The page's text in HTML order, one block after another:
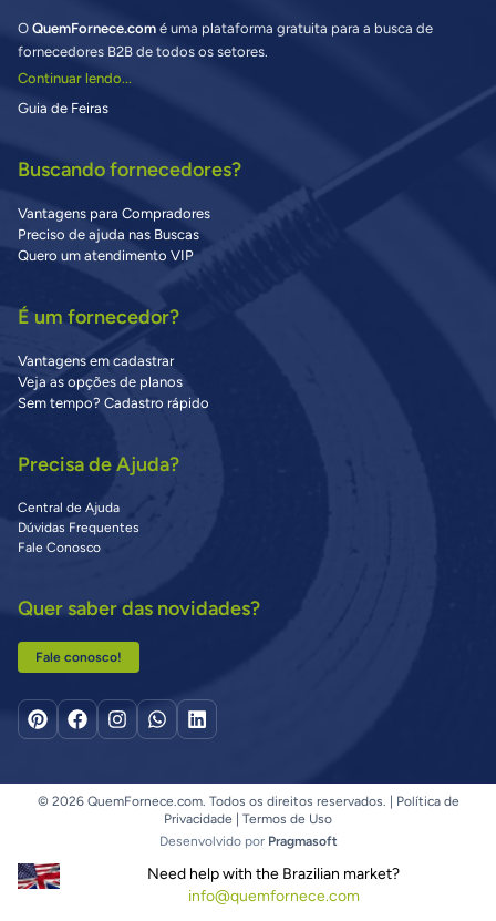
O QuemFornece.com é uma plataforma gratuita para a busca de
fornecedores B2B de todos os setores.
Continuar lendo...
Guia de Feiras
Buscando fornecedores?
Vantagens para Compradores
Preciso de ajuda nas Buscas
Quero um atendimento VIP
É um fornecedor?
Vantagens em cadastrar
Veja as opções de planos
Sem tempo? Cadastro rápido
Precisa de Ajuda?
Central de Ajuda
Dúvidas Frequentes
Fale Conosco
Quer saber das novidades?
Fale conosco!
© 2026 QuemFornece.com. Todos os direitos reservados. |
Política de
Privacidade
Termos de Uso
Desenvolvido por Pragmasoft
Need help with the Brazilian market?
info@quemfornece.com